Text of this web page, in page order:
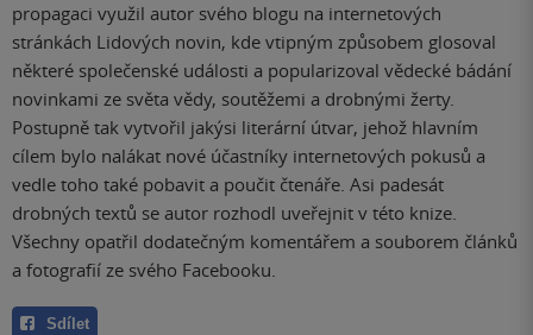
propagaci využil autor svého blogu na internetových
stránkách Lidových novin, kde vtipným způsobem glosoval
některé společenské události a popularizoval vědecké bádání
novinkami ze světa vědy, soutěžemi a drobnými žerty.
Postupně tak vytvořil jakýsi literární útvar, jehož hlavním
cílem bylo nalákat nové účastníky internetových pokusů a
vedle toho také pobavit a poučit čtenáře. Asi padesát
drobných textů se autor rozhodl uveřejnit v této knize.
Všechny opatřil dodatečným komentářem a souborem článků
a fotografií ze svého Facebooku.
Sdílet